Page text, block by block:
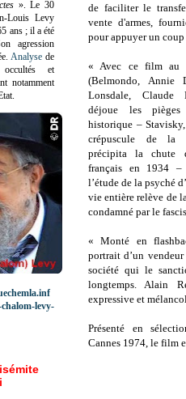
de faciliter le
vente d'armes,
pour appuyer un coup
« Avec ce film au
(Belmondo, Annie
Lonsdale, Claude
déjoue les pièges
historique –
crépuscule de la
précipita la chute
français en 1934
l’étude de la psyché
vie entière relève de
condamné par le
« Monté en
portrait d’un
société qui le
longtemps. Alain
expressive et
Présenté en
Cannes 1974, le film
». Le 30
Louis Levy
ans ; il a été
agression
Analysede
occultés et
notamment
levy-